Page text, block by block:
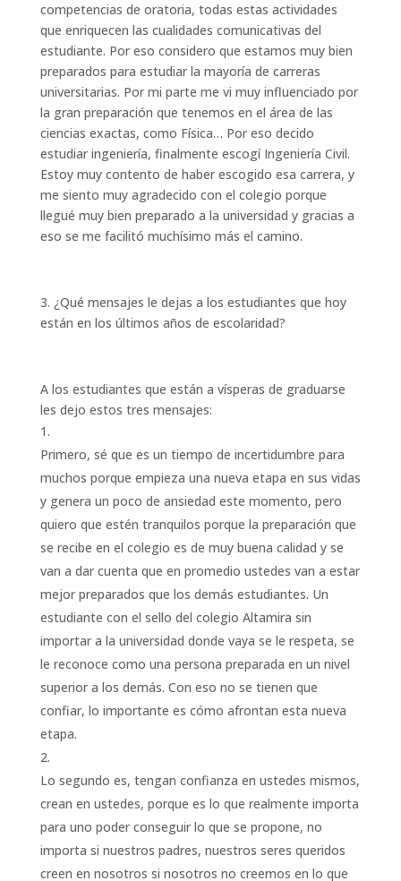
competencias de oratoria, todas estas actividades
que enriquecen las cualidades comunicativas del
estudiante. Por eso considero que estamos muy bien
preparados para estudiar la mayoría de carreras
universitarias. Por mi parte me vi muy influenciado por
la gran preparación que tenemos en el área de las
ciencias exactas, como Física… Por eso decido
estudiar ingeniería, finalmente escogí Ingeniería Civil.
Estoy muy contento de haber escogido esa carrera, y
me siento muy agradecido con el colegio porque
llegué muy bien preparado a la universidad y gracias a
eso se me facilitó muchísimo más el camino.
3. ¿Qué mensajes le dejas a los estudiantes que hoy
están en los últimos años de escolaridad?
A los estudiantes que están a vísperas de graduarse
les dejo estos tres mensajes:
Primero, sé que es un tiempo de incertidumbre para
muchos porque empieza una nueva etapa en sus vidas
y genera un poco de ansiedad este momento, pero
quiero que estén tranquilos porque la preparación que
se recibe en el colegio es de muy buena calidad y se
van a dar cuenta que en promedio ustedes van a estar
mejor preparados que los demás estudiantes. Un
estudiante con el sello del colegio Altamira sin
importar a la universidad donde vaya se le respeta, se
le reconoce como una persona preparada en un nivel
superior a los demás. Con eso no se tienen que
confiar, lo importante es cómo afrontan esta nueva
etapa.
Lo segundo es, tengan confianza en ustedes mismos,
crean en ustedes, porque es lo que realmente importa
para uno poder conseguir lo que se propone, no
importa si nuestros padres, nuestros seres queridos
creen en nosotros si nosotros no creemos en lo que